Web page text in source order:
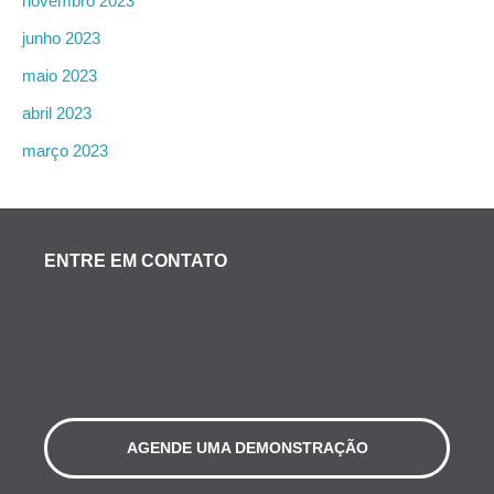
junho 2023
maio 2023
abril 2023
março 2023
ENTRE EM CONTATO
AGENDE UMA DEMONSTRAÇÃO